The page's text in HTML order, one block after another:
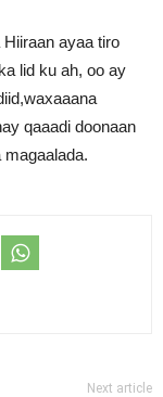
ayaa tiro
lid ku ah, oo ay
qaaadi doonaan
Next article